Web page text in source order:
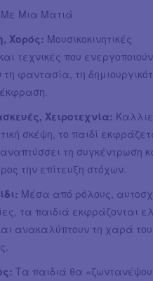
Μια Ματιά
Χορός: Μουσικοκινητικές
τεχνικές που
φαντασία, τη
Χειροτεχνία:
σκέψη, το παιδί
τη συγκέντρωση
την επίτευξη στόχων.
Μέσα από ρόλους,
τα παιδιά εκφράζονται
ανακαλύπτουν τη χαρά
Τα παιδιά θα